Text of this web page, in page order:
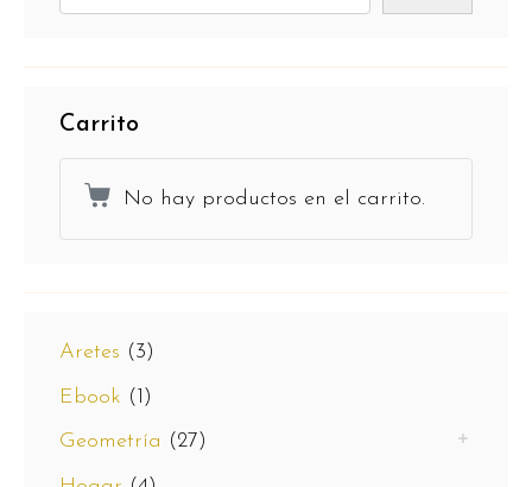
Carrito
No hay productos en el carrito.
Aretes (3)
Ebook (1)
Geometría (27)